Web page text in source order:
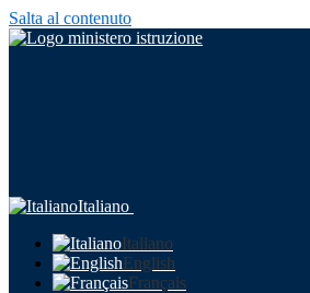
Salta al contenuto
Italiano
Italiano
English
Français